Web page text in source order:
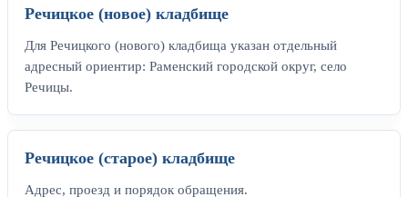
Речицкое (новое) кладбище
Для Речицкого (нового) кладбища указан отдельный
адресный ориентир: Раменский городской округ, село
Речицы.
Речицкое (старое) кладбище
Адрес, проезд и порядок обращения.